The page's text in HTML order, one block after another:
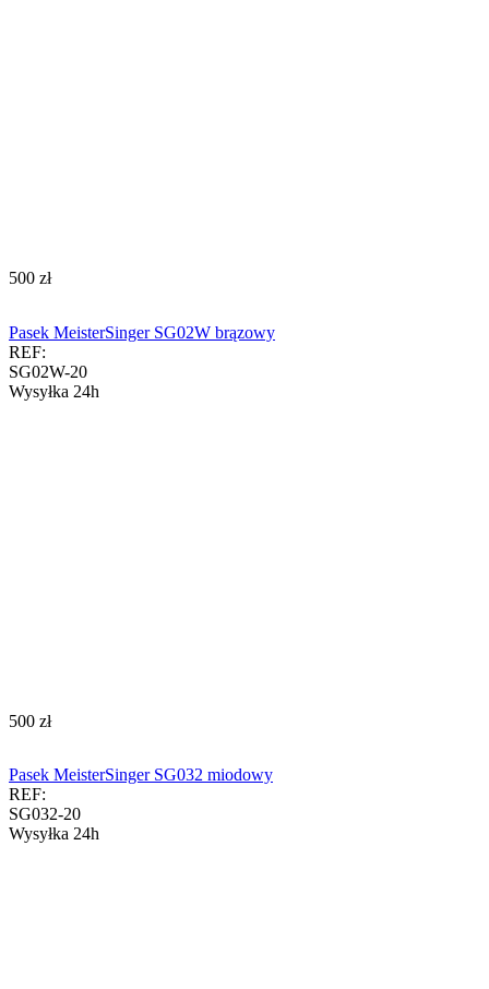
‍500‍ zł
Pasek MeisterSinger SG02W brązowy
REF:
SG02W-20
Wysyłka 24h
‍500‍ zł
Pasek MeisterSinger SG032 miodowy
REF:
SG032-20
Wysyłka 24h